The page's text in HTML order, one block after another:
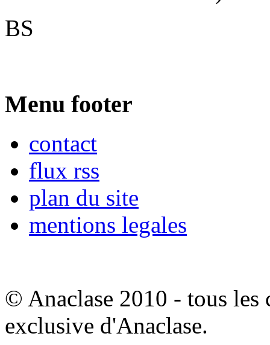
BS
Menu footer
contact
flux rss
plan du site
mentions legales
© Anaclase 2010 - tous les
exclusive d'Anaclase.